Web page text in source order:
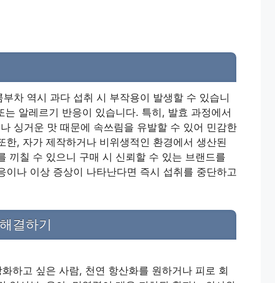
차 역시 과다 섭취 시 부작용이 발생할 수 있습니
알레르기 반응이 있습니다. 특히, 발효 과정에서
싱거운 맛 때문에 속쓰림을 유발할 수 있어 민감한
, 자가 제작하거나 비위생적인 환경에서 생산된
끼칠 수 있으니 구매 시 신뢰할 수 있는 브랜드를
나 이상 증상이 나타난다면 즉시 섭취를 중단하고
결하기
하고 싶은 사람, 천연 항산화를 원하거나 피로 회